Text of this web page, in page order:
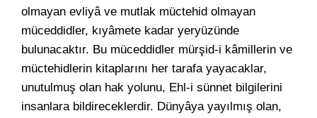
olmayan evliyâ ve mutlak müctehid olmayan
müceddidler, kıyâmete kadar yeryüzünde
bulunacaktır. Bu müceddidler mürşid-i kâmillerin ve
müctehidlerin kitaplarını her tarafa yayacaklar,
unutulmuş olan hak yolunu, Ehl-i sünnet bilgilerini
insanlara bildireceklerdir. Dünyâya yayılmış olan,